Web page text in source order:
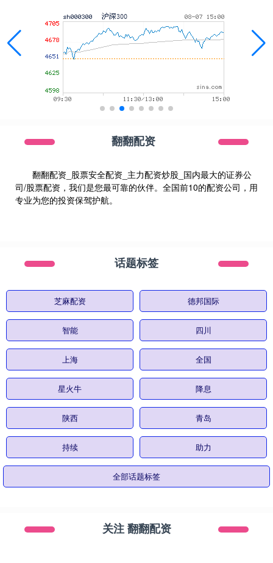
翻翻配资
翻翻配资_股票安全配资_主力配资炒股_国内最大的证券公
司/股票配资，我们是您最可靠的伙伴。全国前10的配资公司，用
专业为您的投资保驾护航。
话题标签
芝麻配资 德邦国际
智能 四川
上海 全国
星火牛 降息
陕西 青岛
持续 助力
全部话题标签
关注 翻翻配资